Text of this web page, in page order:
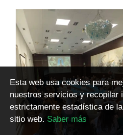
Esta web usa cookies para
nuestros servicios y recopilar
estrictamente estadística de
sitio web. Saber más